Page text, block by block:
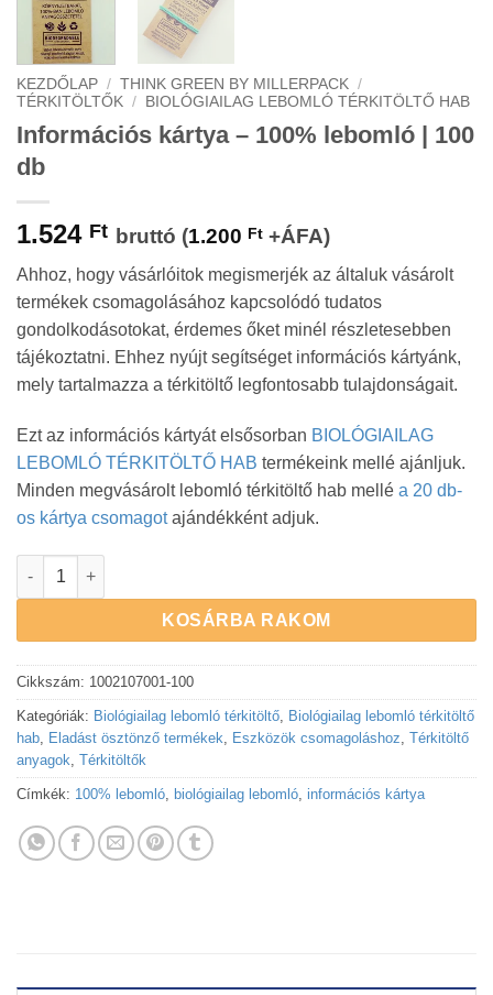
KEZDŐLAP / THINK GREEN BY MILLERPACK /
TÉRKITÖLTŐK / BIOLÓGIAILAG LEBOMLÓ TÉRKITÖLTŐ HAB
Információs kártya – 100% lebomló | 100
db
1.524 Ft bruttó (1.200 Ft +ÁFA)
Ahhoz, hogy vásárlóitok megismerjék az általuk vásárolt
termékek csomagolásához kapcsolódó tudatos
gondolkodásotokat, érdemes őket minél részletesebben
tájékoztatni. Ehhez nyújt segítséget információs kártyánk,
mely tartalmazza a térkitöltő legfontosabb tulajdonságait.
Ezt az információs kártyát elsősorban BIOLÓGIAILAG
LEBOMLÓ TÉRKITÖLTŐ HAB termékeink mellé ajánljuk.
Minden megvásárolt lebomló térkitöltő hab mellé a 20 db-
os kártya csomagotajándékként adjuk.
Információs kártya - 100% lebomló | 100 db mennyiség
KOSÁRBA RAKOM
Cikkszám: 1002107001-100
Kategóriák: Biológiailag lebomló térkitöltő Biológiailag lebomló térkitöltő
hab Eladást ösztönző termékek Eszközök csomagoláshoz Térkitöltő
anyagok Térkitöltők
Címkék: 100% lebomló biológiailag lebomló információs kártya